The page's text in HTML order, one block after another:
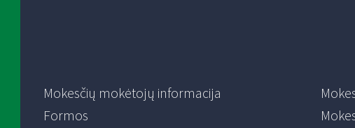
Mokesčių mokėtojų informacija
Formos